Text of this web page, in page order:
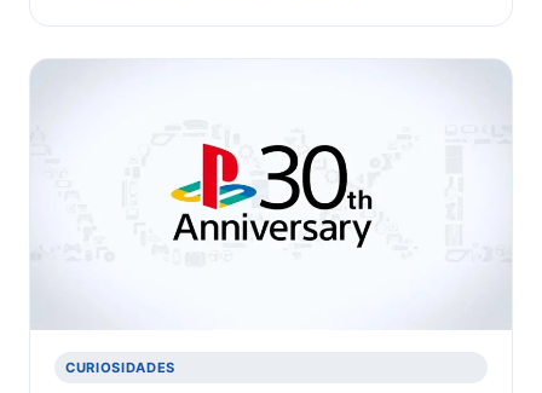
CURIOSIDADES